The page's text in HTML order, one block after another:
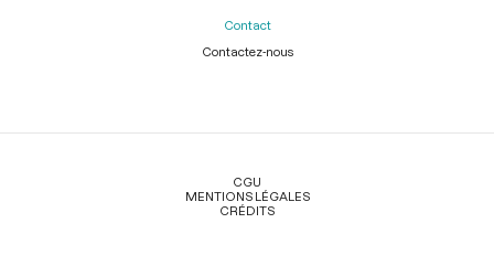
Contact
Contactez-nous
Légal
CGU
MENTIONS LÉGALES
CRÉDITS